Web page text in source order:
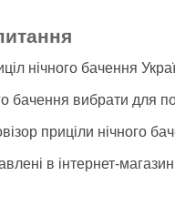
нічного бачення
бачення вибрати для
приціли нічного
в інтернет-